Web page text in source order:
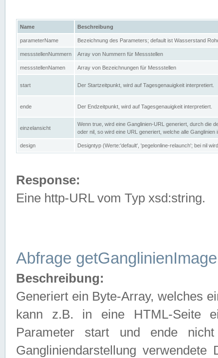
Name Beschreibung
parameterName Bezeichnung des Parameters; default ist Wasserstand
messstellenNummern Array von Nummern für Messstellen
messstellenNamen Array von Bezeichnungen für Messstellen
start Der Startzeitpunkt, wird auf Tagesgenauigkeit interpretiert.
ende Der Endzeitpunkt, wird auf Tagesgenauigkeit interpretiert.
einzelansicht
Wenn true, wird eine Ganglinien-URL generiert, durch die
oder nil, so wird eine URL generiert, welche alle Ganglinien
design Designtyp (Werte:'default', 'pegelonline-relaunch'; bei nil
Response:
Eine http-URL vom Typ xsd:string.
Abfrage getGanglinienImage
Beschreibung:
Generiert ein Byte-Array, welches
kann z.B. in eine HTML-Seite
Parameter start und ende
Gangliniendarstellung